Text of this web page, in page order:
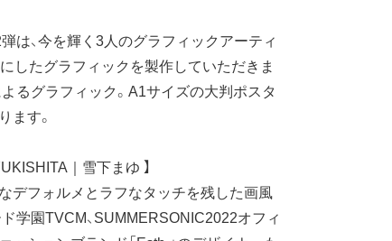
弾は、今を輝く3人のグラフィックアーティ
したグラフィックを製作していただきま
るグラフィック。A1サイズの大判ポスタ
ます。
｜雪下まゆ 】
デフォルメとラフなタッチを残した画風
学園TVCM、SUMMERSONIC2022オフィ